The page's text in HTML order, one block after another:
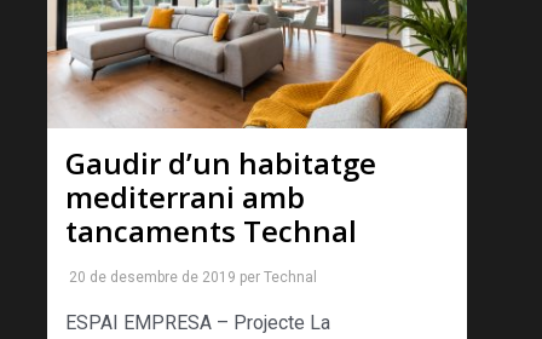
Gaudir d’un habitatge
mediterrani amb
tancaments Technal
20 de desembre de 2019 per Technal
ESPAI EMPRESA – Projecte La